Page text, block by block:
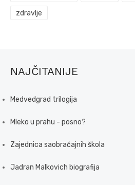
zdravlje
NAJČITANIJE
Medvedgrad trilogija
Mleko u prahu - posno?
Zajednica saobraćajnih škola
Jadran Malkovich biografija